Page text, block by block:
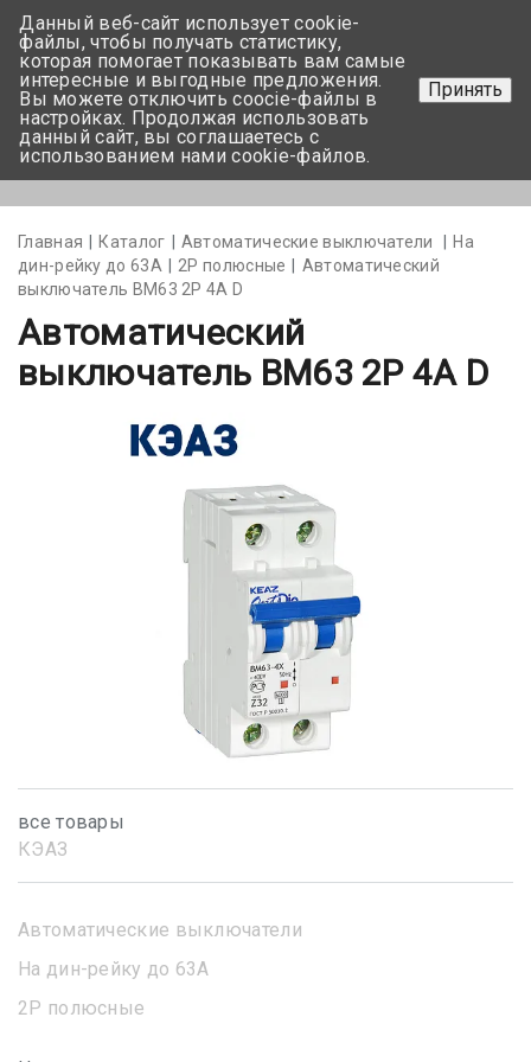
+375 17-350-99-56
+375 44-752-82-08
Задать вопрос
Главная Каталог Автоматические выключатели
На
дин-рейку до 63А
2Р полюсные
Автоматический
выключатель BM63 2P 4А D
Автоматический
выключатель BM63 2P 4А D
все товары
КЭАЗ
Автоматические выключатели
На дин-рейку до 63А
2Р полюсные
Данный веб-сайт использует cookie-
файлы, чтобы получать статистику,
которая помогает показывать вам самые
интересные и выгодные предложения.
Вы можете отключить coocie-файлы в
настройках. Продолжая использовать
данный сайт, вы соглашаетесь с
использованием нами cookie-файлов.
Принять